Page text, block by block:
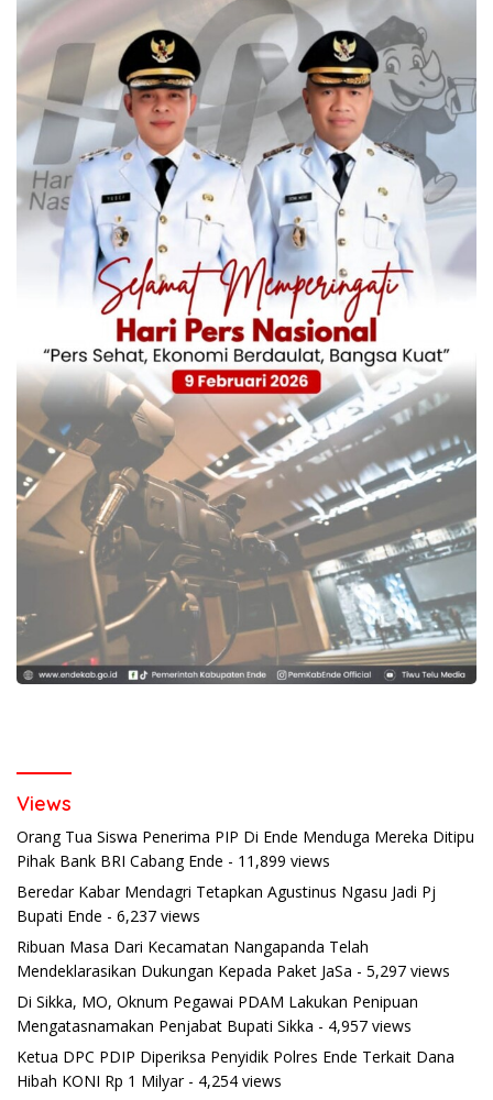
Views
Orang Tua Siswa Penerima PIP Di Ende Menduga Mereka Ditipu
Pihak Bank BRI Cabang Ende - 11,899 views
Beredar Kabar Mendagri Tetapkan Agustinus Ngasu Jadi Pj
Bupati Ende - 6,237 views
Ribuan Masa Dari Kecamatan Nangapanda Telah
Mendeklarasikan Dukungan Kepada Paket JaSa - 5,297 views
Di Sikka, MO, Oknum Pegawai PDAM Lakukan Penipuan
Mengatasnamakan Penjabat Bupati Sikka - 4,957 views
Ketua DPC PDIP Diperiksa Penyidik Polres Ende Terkait Dana
Hibah KONI Rp 1 Milyar- 4,254 views